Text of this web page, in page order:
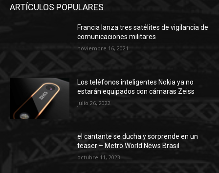
ARTÍCULOS POPULARES
Francia lanza tres satélites de vigilancia de
comunicaciones militares
noviembre 16, 2021
Los teléfonos inteligentes Nokia ya no
estarán equipados con cámaras Zeiss
julio 26, 2022
el cantante se ducha y sorprende en un
teaser – Metro World News Brasil
octubre 11, 2023